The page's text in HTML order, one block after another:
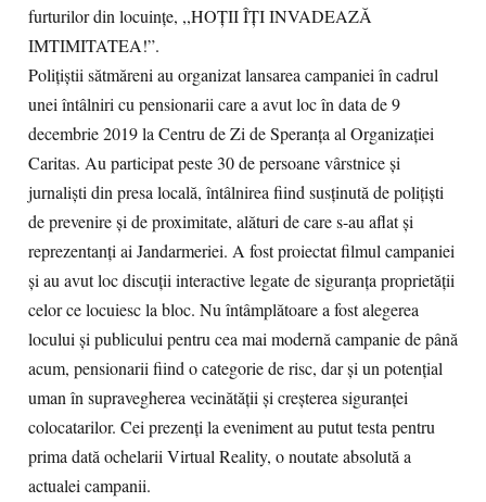
furturilor din locuințe, ,,HOȚII ÎȚI INVADEAZĂ
IMTIMITATEA!”.
Polițiștii sătmăreni au organizat lansarea campaniei în cadrul
unei întâlniri cu pensionarii care a avut loc în data de 9
decembrie 2019 la Centru de Zi de Speranța al Organizației
Caritas. Au participat peste 30 de persoane vârstnice și
jurnaliști din presa locală, întâlnirea fiind susținută de polițiști
de prevenire și de proximitate, alături de care s-au aflat și
reprezentanți ai Jandarmeriei. A fost proiectat filmul campaniei
și au avut loc discuții interactive legate de siguranța proprietății
celor ce locuiesc la bloc. Nu întâmplătoare a fost alegerea
locului și publicului pentru cea mai modernă campanie de până
acum, pensionarii fiind o categorie de risc, dar și un potențial
uman în supravegherea vecinătății și creșterea siguranței
colocatarilor. Cei prezenți la eveniment au putut testa pentru
prima dată ochelarii Virtual Reality, o noutate absolută a
actualei campanii.